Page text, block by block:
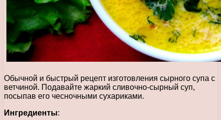
Обычной и быстрый рецепт изготовления сырного супа с
ветчиной. Подавайте жаркий сливочно-сырный суп,
посыпав его чесночными сухариками.
Ингредиенты: